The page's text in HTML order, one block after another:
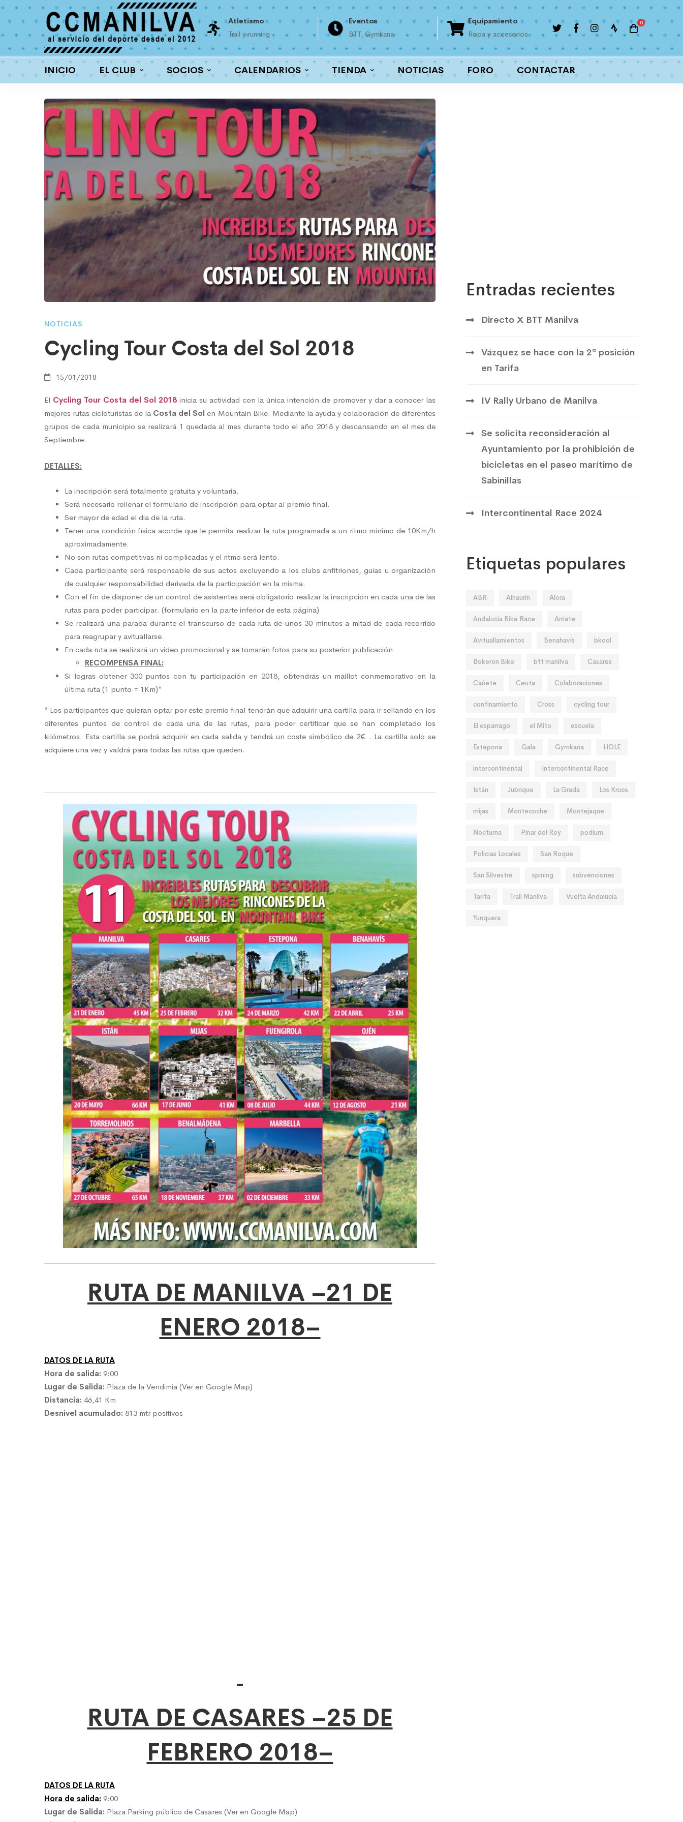
interna
premios
Ciclismo
Carretera y MTB
Atletismo
Trail y running
Eventos
BTT, Gymkana
Equipamiento
Ropa y accesorios
Liga interna
Importantes premios
INICIO EL CLUB SOCIOS CALENDARIOS TIENDA NOTICIAS FORO CONTACTAR
Cycling
Tour
Costa
del
Sol
2018
NOTICIAS
Cycling Tour Costa del Sol 2018
15/01/2018
El Cycling Tour Costa del Sol 2018inicia su actividad con la única intención de promover y dar a conocer las
mejores rutas cicloturistas de la Costa del Solen Mountain Bike. Mediante la ayuda y colaboración de diferentes
grupos de cada municipio se realizará 1 quedada al mes durante todo el año 2018 y descansando en el mes de
Septiembre.
DETALLES:
La inscripción será totalmente gratuita y voluntaria.
Será necesario rellenar el formulario de inscripción para optar al premio final.
Ser mayor de edad el dia de la ruta.
Tener una condición física acorde que le permita realizar la ruta programada a un ritmo mínimo de 10Km/h
aproximadamente.
No son rutas competitivas ni complicadas y el ritmo será lento.
Cada participante será responsable de sus actos excluyendo a los clubs anfitriones, guias u organización
de cualquier responsabilidad derivada de la participación en la misma.
Con el fín de disponer de un control de asistentes será obligatorio realizar la inscripción en cada una de las
rutas para poder participar. (formulario en la parte inferior de esta página)
Se realizará una parada durante el transcurso de cada ruta de unos 30 minutos a mitad de cada recorrido
para reagrupar y avituallarse.
En cada ruta se realizará un video promocional y se tomarán fotos para su posterior publicación
RECOMPENSA FINAL:
Si logras obtener 300 puntos con tu participación en 2018, obtendrás un maillot conmemorativo en la
última ruta (1 punto = 1Km)*
* Los participantes que quieran optar por este premio final tendrán que adquirir una cartilla para ir sellando en los
diferentes puntos de control de cada una de las rutas, para poder certificar que se han completado los
kilómetros. Esta cartilla se podrá adquirir en cada salida y tendrá un coste simbólico de 2€ . La cartilla solo se
adquiere una vez y valdrá para todas las rutas que queden.
RUTA DE MANILVA –21 DE
ENERO 2018–
DATOS DE LA RUTA
Hora de salida: 9:00
Lugar de Salida: Plaza de la Vendimia (Ver en Google Map)
Distancia: 46,41 Km
Desnivel acumulado: 813 mtr positivos
RUTA DE CASARES –25 DE
FEBRERO 2018–
DATOS DE LA RUTA
Hora de salida: 9:00
Lugar de Salida: Plaza Parking público de Casares (Ver en Google Map)
Entradas recientes
Directo X BTT Manilva
Vázquez se hace con la 2ª posición
en Tarifa
IV Rally Urbano de Manilva
Se solicita reconsideración al
Ayuntamiento por la prohibición de
bicicletas en el paseo marítimo de
Sabinillas
Intercontinental Race 2024
Etiquetas populares
ABR Alhaurín Alora
Andalucía Bike Race Arriate
Avituallamientos Benahavís bkool
Bokeron Bike btt manilva Casares
Cañete Ceuta Colaboraciones
confinamiento Cross cycling tour
El esparrago el Mito escuela
Estepona Gala Gymkana HOLE
intercontinental Intercontinental Race
Istán Jubrique La Grada Los Kruos
mijas Montecoche Montejaque
Nocturna Pinar del Rey podium
Policias Locales San Roque
San Silvestre spining subvenciones
Tarifa Trail Manilva Vuelta Andalucía
Yunquera